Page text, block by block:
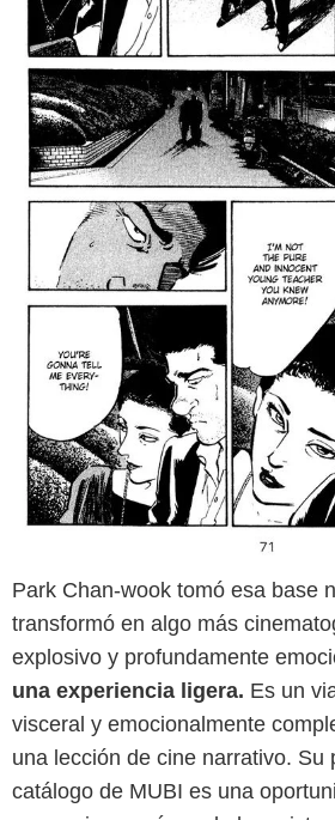
Park Chan-wook tomó esa base
transformó en algo más
explosivo y profundamente
una experiencia ligera. Es un
visceral y emocionalmente
una lección de cine narrativo. Su
catálogo de MUBI es una